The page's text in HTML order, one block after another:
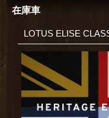
在庫車
LOTUS ELISE